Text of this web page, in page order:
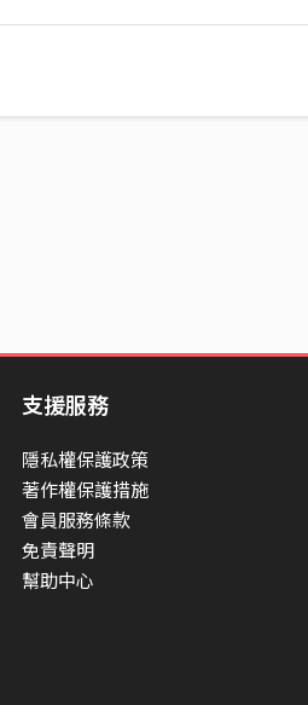
支援服務
隱私權保護政策
著作權保護措施
會員服務條款
免責聲明
幫助中心